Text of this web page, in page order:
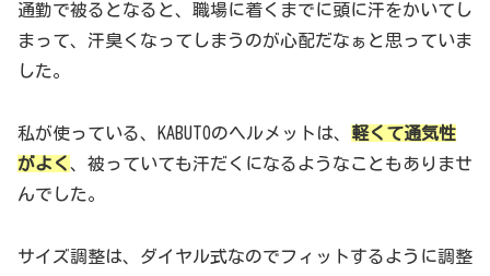
通勤で被るとなると、職場に着くまでに頭に汗をかいてし
まって、汗臭くなってしまうのが心配だなぁと思っていま
した。
私が使っている、KABUTOのヘルメットは、 軽くて通気性
がよく 、被っていても汗だくになるようなこともありませ
んでした。
サイズ調整は、ダイヤル式なのでフィットするように調整